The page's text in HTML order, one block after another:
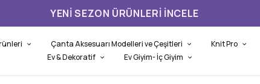
YENI SEZON ÜRÜNLERI İNCELE
Çanta Aksesuarı Modelleri ve Çeşitleri Knit Pro
Ev & Dekoratif
Ev Giyim- İç Giyim